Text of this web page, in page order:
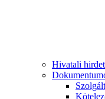
Hivatali